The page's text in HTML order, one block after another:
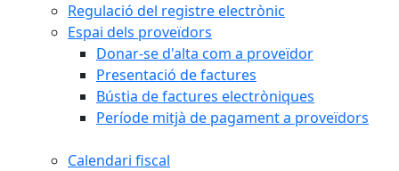
Regulació del registre electrònic
Espai dels proveïdors
Donar-se d'alta com a proveïdor
Presentació de factures
Bústia de factures electròniques
Període mitjà de pagament a proveïdors
Calendari fiscal